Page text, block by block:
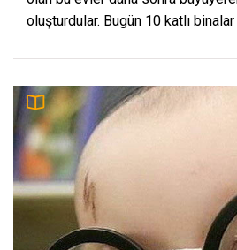
oluşturdular. Bugün 10 katlı binalar